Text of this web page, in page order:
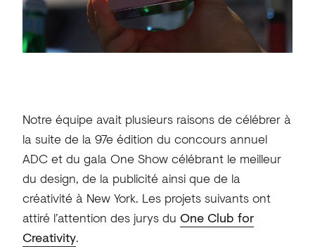
Notre équipe avait plusieurs raisons de célébrer à
la suite de la 97e édition du concours annuel
ADC et du gala One Show célébrant le meilleur
du design, de la publicité ainsi que de la
créativité à New York. Les projets suivants ont
attiré l’attention des jurys du One Club for
Creativity.